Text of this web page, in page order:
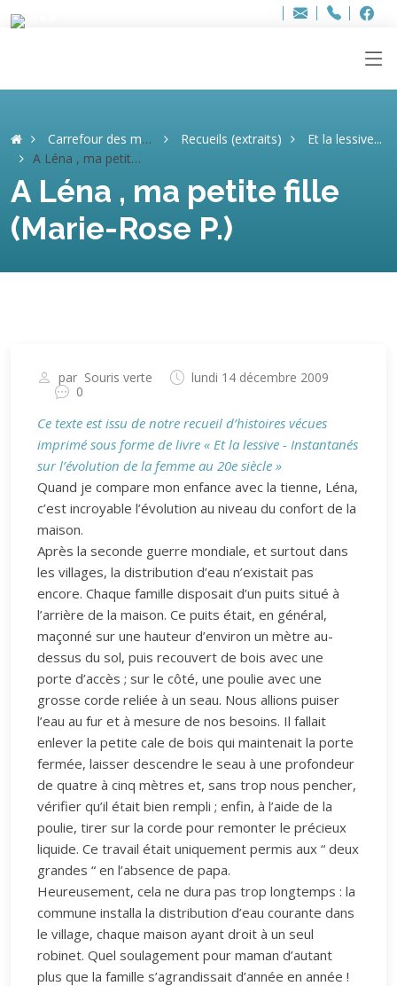
Adresse
info..hâthe..
Tel.
Tel.
Carrefour des mémoires Recueils (extraits)
Et la lessive...
A Léna , ma petite fille (Marie-Rose P.)
A Léna , ma petite fille
(Marie-Rose P.)
par Souris verte
lundi 14 décembre 2009
0
Ce texte est issu de notre recueil d’histoires vécues
imprimé sous forme de livre « Et la lessive - Instantanés
sur l’évolution de la femme au 20e siècle »
Quand je compare mon enfance avec la tienne, Léna,
c’est incroyable l’évolution au niveau du confort de la
maison.
Après la seconde guerre mondiale, et surtout dans
les villages, la distribution d’eau n’existait pas
encore. Chaque famille disposait d’un puits situé à
l’arrière de la maison. Ce puits était, en général,
maçonné sur une hauteur d’environ un mètre au-
dessus du sol, puis recouvert de bois avec une
porte d’accès ; sur le côté, une poulie avec une
grosse corde reliée à un seau. Nous allions puiser
l’eau au fur et à mesure de nos besoins. Il fallait
enlever la petite cale de bois qui maintenait la porte
fermée, laisser descendre le seau à une profondeur
de quatre à cinq mètres et, sans trop nous pencher,
vérifier qu’il était bien rempli ; enfin, à l’aide de la
poulie, tirer sur la corde pour remonter le précieux
liquide. Ce travail était uniquement permis aux “ deux
grandes “ en l’absence de papa.
Heureusement, cela ne dura pas trop longtemps : la
commune installa la distribution d’eau courante dans
le village, chaque maison ayant droit à un seul
robinet. Quel soulagement pour maman d’autant
plus que la famille s’agrandissait d’année en année !